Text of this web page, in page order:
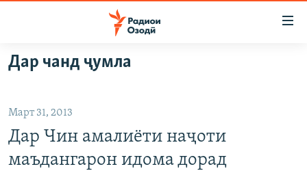
Ҷаҳиш
ба
аслӣ
Ҷаҳиш
ба
феҳристи
ГӮШАҲО
ҶОМЕА
ҚАЗИЯИ "КРОКУС"
РӮЗГОРИ МУҲОҶИР
САЛОМ, ХОҲАР
ТАҲҚИҚОТ
Дар чанд ҷумла
Март 31, 2013
Дар Чин амалиёти наҷоти
маъдангарон идома дорад